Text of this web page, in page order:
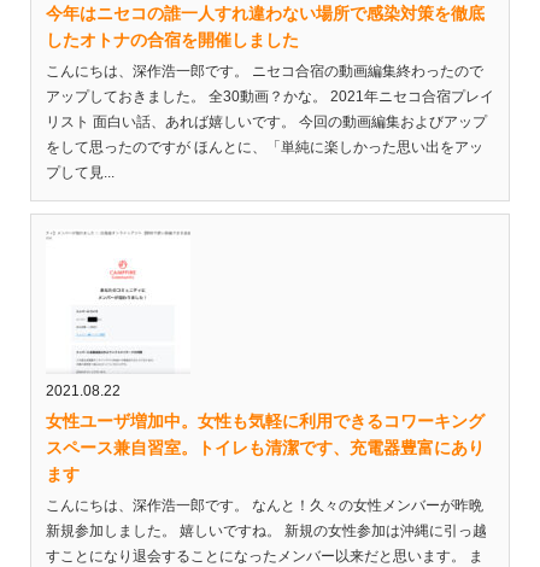
今年はニセコの誰一人すれ違わない場所で感染対策を徹底
したオトナの合宿を開催しました
こんにちは、深作浩一郎です。 ニセコ合宿の動画編集終わったので
アップしておきました。 全30動画？かな。 2021年ニセコ合宿プレイ
リスト 面白い話、あれば嬉しいです。 今回の動画編集およびアップ
をして思ったのですが ほんとに、「単純に楽しかった思い出をアッ
プして見...
2021.08.22
女性ユーザ増加中。女性も気軽に利用できるコワーキング
スペース兼自習室。トイレも清潔です、充電器豊富にあり
ます
こんにちは、深作浩一郎です。 なんと！久々の女性メンバーが昨晩
新規参加しました。 嬉しいですね。 新規の女性参加は沖縄に引っ越
すことになり退会することになったメンバー以来だと思います。 ま